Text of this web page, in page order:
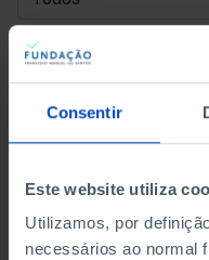
Consentir
Este website utiliza
Utilizamos, por
necessários ao normal
DATA DE INÍCIO
DATA DE FIM